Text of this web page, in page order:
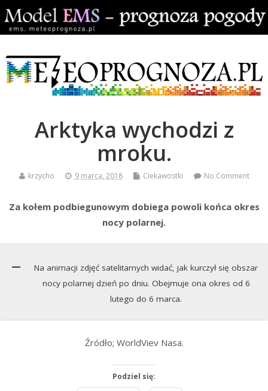
Arktyka wychodzi z
mroku.
krzycho 9 marca, 2018 Ciekawostki No Comment
Za kołem podbiegunowym dobiega powoli końca okres
nocy polarnej.
Na animacji zdjęć satelitarnych widać, jak kurczył się obszar
nocy polarnej dzień po dniu. Obejmuje ona okres od 6
lutego do 6 marca.
Źródło; WorldViev Nasa.
Podziel się: